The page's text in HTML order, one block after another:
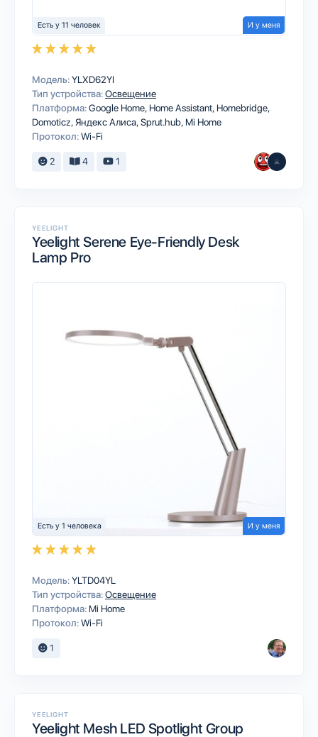
Есть у 11 человек И у меня
Модель:YLXD62YI
Тип устройства:Освещение
Платформа:Google Home Home Assistant Homebridge
DomoticzЯндекс АлисаSprut.hub Mi Home
Протокол:Wi-Fi
2 4 1
YEELIGHT
Yeelight Serene Eye-Friendly Desk
Lamp Pro
Есть у 1 человека И у меня
Модель:YLTD04YL
Тип устройства:Освещение
Платформа: Mi Home
Протокол:Wi-Fi
1
YEELIGHT
Yeelight Mesh LED Spotlight Group